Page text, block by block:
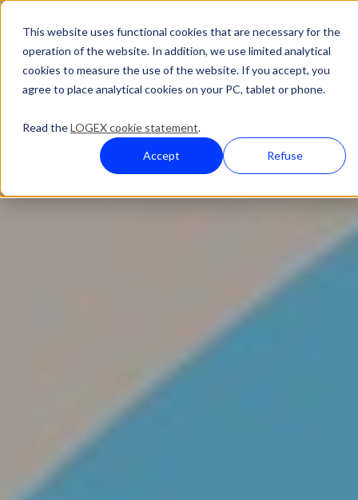
This website uses functional cookies that are necessary for the
operation of the website. In addition, we use limited analytical
cookies to measure the use of the website. If you accept, you
agree to place analytical cookies on your PC, tablet or phone.
Read theLOGEX cookie statement.
Accept Refuse